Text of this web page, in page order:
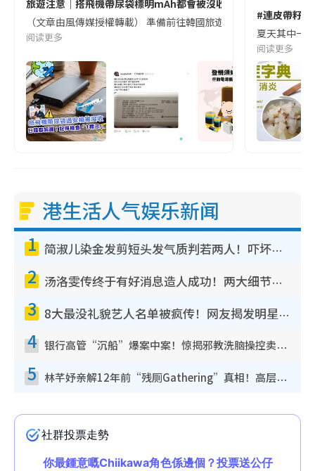
旅遊注意｜搭飛機帶尿袋標明mAh都會被沒收😱出發前切記檢查
（文章由風傳媒授權轉載） 準備前往韓國旅遊的民眾，近期要
阅读更多
#連皮帶籽
夏天其中一
阅读更多
港生活人气娱乐新闻
1 简淑儿染金发剪短头发气质判若两人！吓坏老公麦大力都认不出：“你做什么？”
2 汤洛雯传终于有好消息造人成功！两大细节曝孕味极浓引猜测：大肚婆先会咁！
3 8大最没礼貌艺人名单被疯传！网友揭发明星真面目，一致数落这一位是无品天花板？
4 银行高管“沉船”爆案中案！惊揭邪教洗脑操控卖淫被吞600万，幕后黑手讲多错多
5 林芊妤亲解12年前“残厕Gathering”真相！高层解约一句话重创尊严，至今拒返TVB